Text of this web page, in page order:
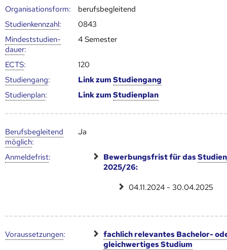
Organisationsform:
berufsbegleitend
Studien­kenn­zahl:
0843
Mindest­studien­
dauer:
4 Semester
ECTS:
120
Studien­gang: Link zumStudien­gang
Studien­plan: Link zumStudien­plan
Berufs­begleitend
möglich:
Ja
Anmelde­frist: Bewerbungsfrist für das
2025/26:
04.11.2024 - 30.04.2025
Voraus­setzungen:
fachlich relevantes Bachelor-
gleichwertiges Studium